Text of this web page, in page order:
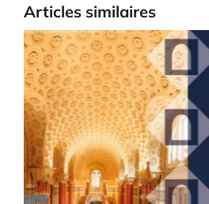
Articles similaires